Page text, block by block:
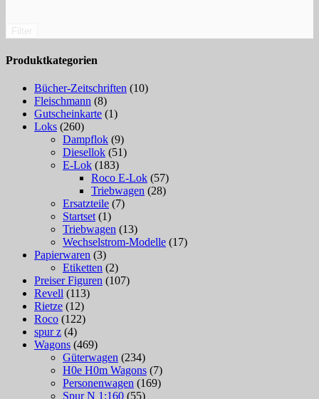
Produktkategorien
Bücher-Zeitschriften (10)
Fleischmann (8)
Gutscheinkarte (1)
Loks (260)
Dampflok (9)
Diesellok (51)
E-Lok (183)
Roco E-Lok (57)
Triebwagen (28)
Ersatzteile (7)
Startset (1)
Triebwagen (13)
Wechselstrom-Modelle (17)
Papierwaren (3)
Etiketten (2)
Preiser Figuren (107)
Revell (113)
Rietze (12)
Roco (122)
spur z (4)
Wagons (469)
Güterwagen (234)
H0e H0m Wagons (7)
Personenwagen (169)
Spur N 1:160 (55)